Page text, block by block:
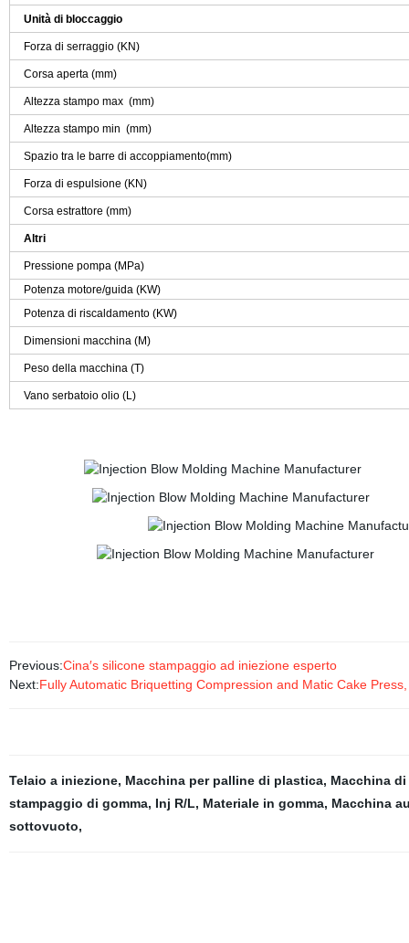
Unità di bloccaggio
Forza di serraggio (KN)
Corsa aperta (mm)
Altezza stampo max (mm)
Altezza stampo min (mm)
Spazio tra le barre di accoppiamento(mm)
Forza di espulsione (KN)
Corsa estrattore (mm)
Altri
Pressione pompa (MPa)
Potenza motore/guida (KW)
Potenza di riscaldamento (KW)
Dimensioni macchina (M)
Peso della macchina (T)
Vano serbatoio olio (L)
Previous:Cina′s silicone stampaggio ad iniezione esperto
Next:Fully Automatic Briquetting Compression and Matic Cake
Telaio a iniezione, Macchina per palline di plastica, Macchina
stampaggio di gomma, Inj R/L, Materiale in gomma, Macchina
sottovuoto,